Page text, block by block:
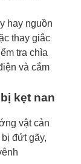
hay nguồn
thay giắc
tra chìa
và cắm
kẹt nan
vật cản
đứt gãy,